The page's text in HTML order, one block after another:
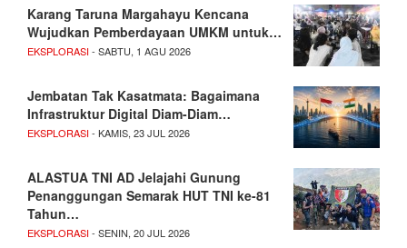
Karang Taruna Margahayu Kencana
Wujudkan Pemberdayaan UMKM untuk…
EKSPLORASI- SABTU, 1 AGU 2026
Jembatan Tak Kasatmata: Bagaimana
Infrastruktur Digital Diam-Diam…
EKSPLORASI- KAMIS, 23 JUL 2026
ALASTUA TNI AD Jelajahi Gunung
Penanggungan Semarak HUT TNI ke-81
Tahun…
EKSPLORASI- SENIN, 20 JUL 2026